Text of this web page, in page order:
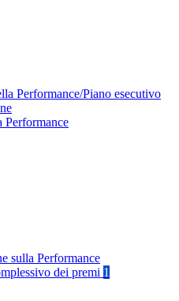
Performance/Piano esecutivo
Performance
sulla Performance
dei premi 1